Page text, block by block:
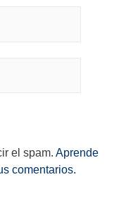
el spam. Aprende
comentarios.